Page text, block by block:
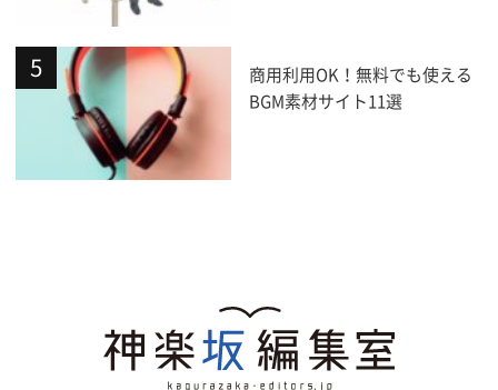
商用利用OK！無料でも使える
BGM素材サイト11選